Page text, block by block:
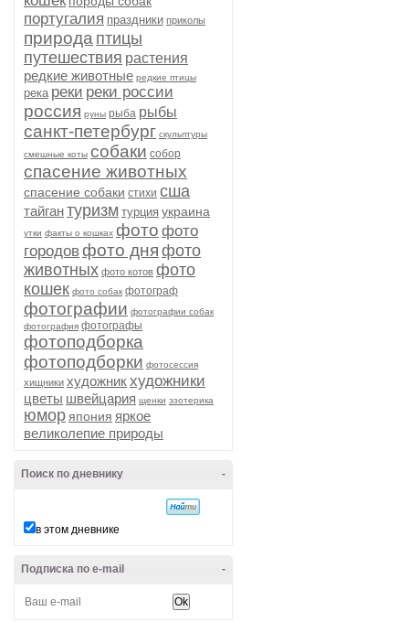
португалия праздники приколы
природа птицы
путешествия растения
редкие животные редкие птицы
река реки реки россии
россия руны рыба рыбы
санкт-петербург скульптуры
смешные коты собаки собор
спасение животных
спасение собаки стихи сша
тайгантуризм турция украина
утки факты о кошках фото фото
городовфото дня фото
животных фото котов фото
кошек фото собак фотограф
фотографии фотографии собак
фотография фотографы
фотоподборка
фотоподборки фотосессия
хищники художникхудожники
цветы швейцария щенки эзотерика
юмор япония яркое
великолепие природы
-
Поиск по дневнику
в этом дневнике
-
Подписка по e-mail